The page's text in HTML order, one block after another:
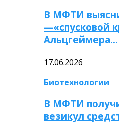
В МФТИ
—«спусковой
Альцгеймера…
17.06.2026
Биотехнологии
В МФТИ
везикул